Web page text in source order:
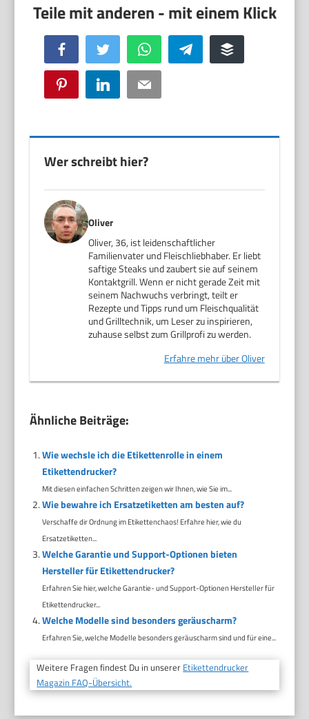
Facebook Twitter WhatsApp Telegram Buffer
Pinterest LinkedIn Email
Wer schreibt hier?
Oliver
Oliver, 36, ist leidenschaftlicher
Familienvater und Fleischliebhaber. Er liebt
saftige Steaks und zaubert sie auf seinem
Kontaktgrill. Wenn er nicht gerade Zeit mit
seinem Nachwuchs verbringt, teilt er
Rezepte und Tipps rund um Fleischqualität
und Grilltechnik, um Leser zu inspirieren,
zuhause selbst zum Grillprofi zu werden.
Erfahre mehr über Oliver
Ähnliche Beiträge:
Wie wechsle ich die Etikettenrolle in einem
Etikettendrucker?
Mit diesen einfachen Schritten zeigen wir Ihnen, wie Sie im...
Wie bewahre ich Ersatzetiketten am besten auf?
Verschaffe dir Ordnung im Etikettenchaos! Erfahre hier, wie du
Ersatzetiketten...
Welche Garantie und Support-Optionen bieten
Hersteller für Etikettendrucker?
Erfahren Sie hier, welche Garantie- und Support-Optionen Hersteller für
Etikettendrucker...
Welche Modelle sind besonders geräuscharm?
Erfahren Sie, welche Modelle besonders geräuscharm sind und für eine...
Weitere Fragen findest Du in unserer Etikettendrucker
Magazin FAQ-Übersicht.